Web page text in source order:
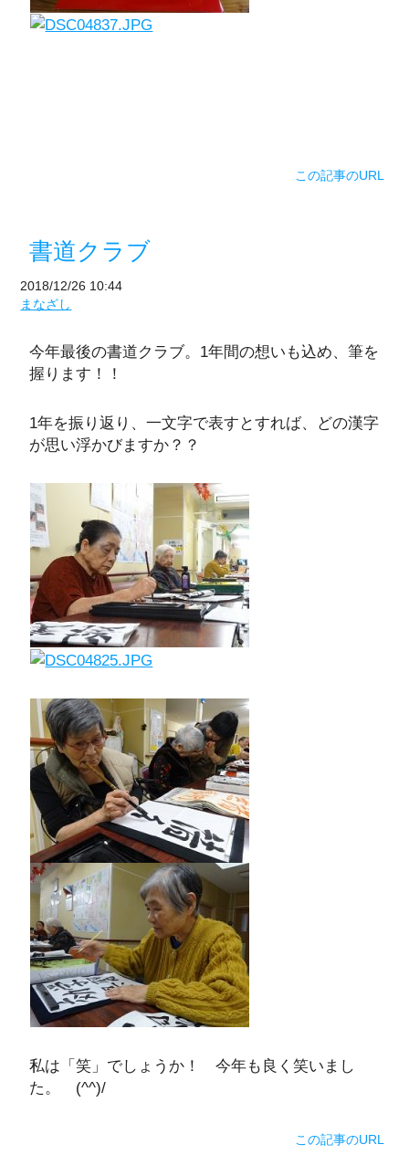
この記事のURL
書道クラブ
2018/12/26 10:44
まなざし
今年最後の書道クラブ。1年間の想いも込め、筆を
握ります！！
1年を振り返り、一文字で表すとすれば、どの漢字
が思い浮かびますか？？
私は「笑」でしょうか！ 今年も良く笑いまし
た。 (^^)/
この記事のURL